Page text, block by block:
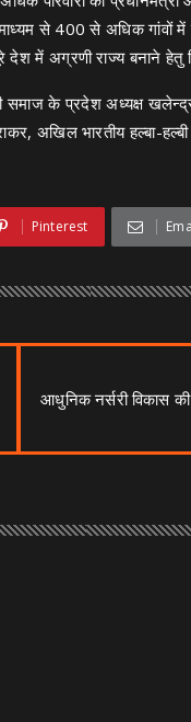
से 400 से अधिक गांवों
में अग्रणी राज्य बनाने हेतु
समाज के प्रदेश अध्यक्ष
अखिल भारतीय हल्बा-
Pinterest
आधुनिक नर्सरी विकास